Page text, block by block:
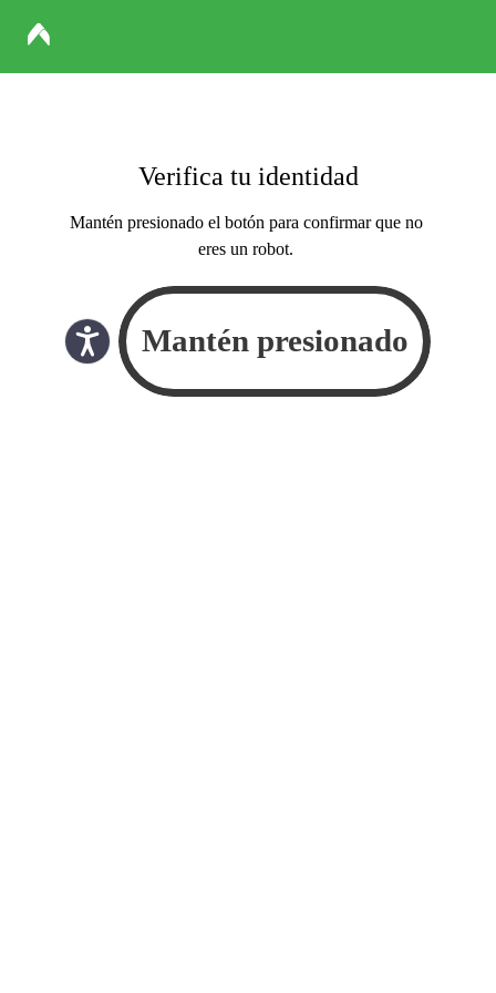
Verifica tu identidad
Mantén presionado el botón para confirmar que no
eres un robot.